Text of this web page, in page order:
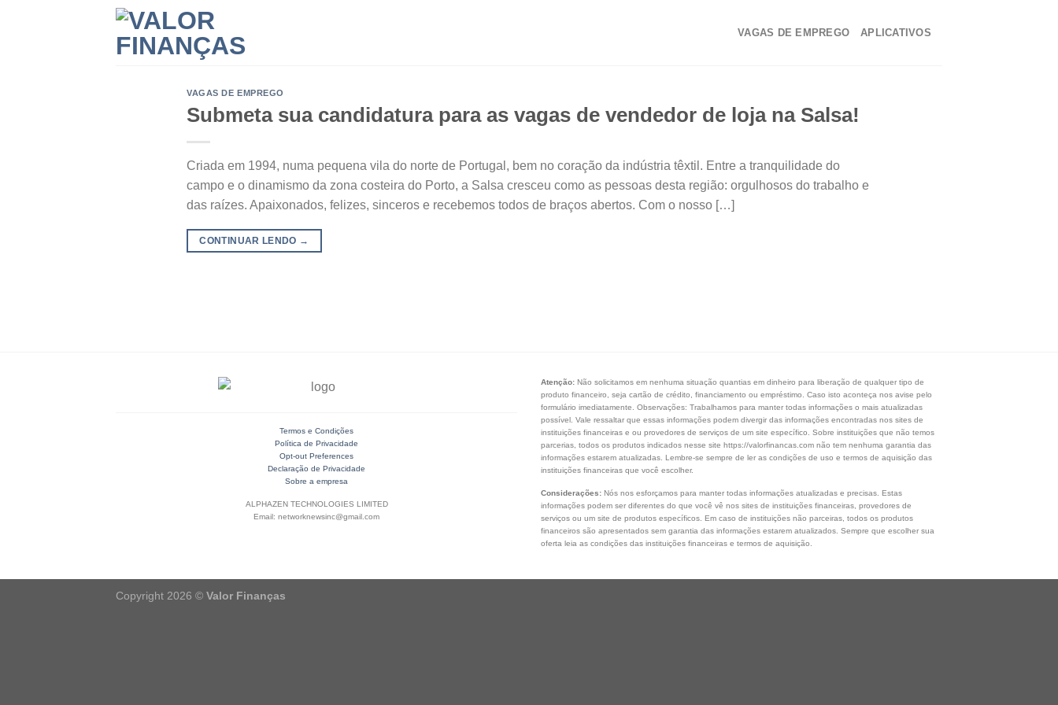
VAGAS DE EMPREGO APLICATIVOS
VAGAS DE EMPREGO
Submeta sua candidatura para as vagas de vendedor de loja na Salsa!
Criada em 1994, numa pequena vila do norte de Portugal, bem no coração da indústria têxtil. Entre a tranquilidade do
campo e o dinamismo da zona costeira do Porto, a Salsa cresceu como as pessoas desta região: orgulhosos do trabalho e
das raízes. Apaixonados, felizes, sinceros e recebemos todos de braços abertos. Com o nosso […]
CONTINUAR LENDO →
Termos e Condições
Política de Privacidade
Opt-out Preferences
Declaração de Privacidade
Sobre a empresa
ALPHAZEN TECHNOLOGIES LIMITED
Email: networknewsinc@gmail.com
Atenção: Não solicitamos em nenhuma situação quantias em dinheiro para liberação de qualquer tipo de
produto financeiro, seja cartão de crédito, financiamento ou empréstimo. Caso isto aconteça nos avise pelo
formulário imediatamente. Observações: Trabalhamos para manter todas informações o mais atualizadas
possível. Vale ressaltar que essas informações podem divergir das informações encontradas nos sites de
instituições financeiras e ou provedores de serviços de um site específico. Sobre instituições que não temos
parcerias, todos os produtos indicados nesse site https://valorfinancas.com não tem nenhuma garantia das
informações estarem atualizadas. Lembre-se sempre de ler as condições de uso e termos de aquisição das
instituições financeiras que você escolher.
Considerações: Nós nos esforçamos para manter todas informações atualizadas e precisas. Estas
informações podem ser diferentes do que você vê nos sites de instituições financeiras, provedores de
serviços ou um site de produtos específicos. Em caso de instituições não parceiras, todos os produtos
financeiros são apresentados sem garantia das informações estarem atualizados. Sempre que escolher sua
oferta leia as condições das instituições financeiras e termos de aquisição.
Copyright 2026 © Valor Finanças